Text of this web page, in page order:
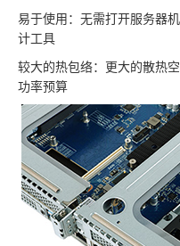
易于使用：无需打开服务器
计工具
较大的热包络：更大的散热
功率预算